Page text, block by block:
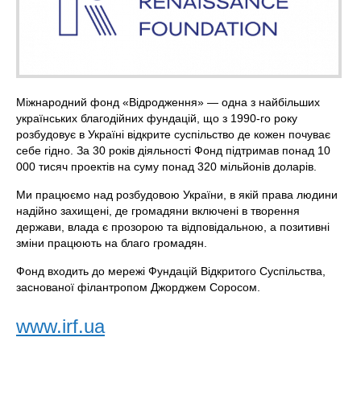
Міжнародний фонд «Відродження» — одна з найбільших
українських благодійних фундацій, що з 1990-го року
розбудовує в Україні відкрите суспільство де кожен почуває
себе гідно. За 30 років діяльності Фонд підтримав понад 10
000 тисяч проектів на суму понад 320 мільйонів доларів.
Ми працюємо над розбудовою України, в якій права людини
надійно захищені, де громадяни включені в творення
держави, влада є прозорою та відповідальною, а позитивні
зміни працюють на благо громадян.
Фонд входить до мережі Фундацій Відкритого Суспільства,
заснованої філантропом Джорджем Соросом.
www.irf.ua